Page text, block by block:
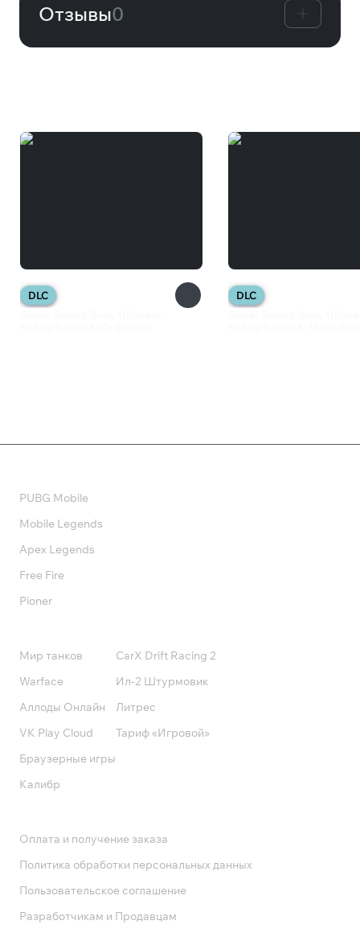
Отзывы0
DLC
DLC
PUBG Mobile
Mobile Legends
Apex Legends
Free Fire
Pioner
Мир танков
Warface
Аллоды Онлайн
VK Play Cloud
Браузерные игры
Калибр
CarX Drift Racing 2
Ил-2 Штурмовик
Литрес
Тариф «Игровой»
Оплата и получение заказа
Политика обработки персональных данных
Пользовательское соглашение
Разработчикам и Продавцам